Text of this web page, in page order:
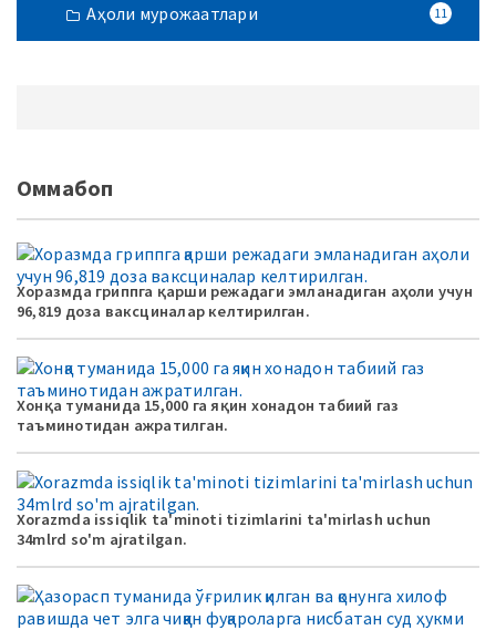
Аҳоли мурожаатлари 11
Оммабоп
Хоразмда гриппга қарши режадаги эмланадиган аҳоли учун
96,819 доза ваксциналар келтирилган.
Хонқа туманида 15,000 га яқин хонадон табиий газ
таъминотидан ажратилган.
Xorazmda issiqlik ta'minoti tizimlarini ta'mirlash uchun
34mlrd so'm ajratilgan.